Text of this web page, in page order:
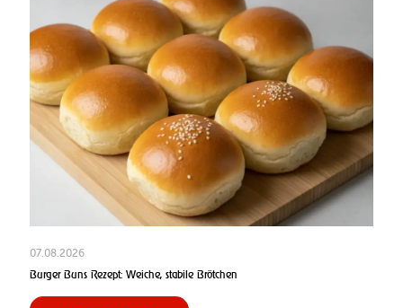
07.08.2026
Burger Buns Rezept: Weiche, stabile Brötchen